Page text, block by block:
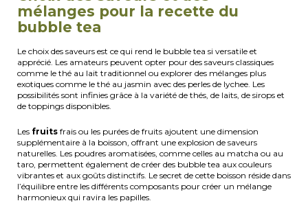
mélanges pour la recette du
bubble tea
Le choix des saveurs est ce qui rend le bubble tea si versatile et
apprécié. Les amateurs peuvent opter pour des saveurs classiques
comme le thé au lait traditionnel ou explorer des mélanges plus
exotiques comme le thé au jasmin avec des perles de lychee. Les
possibilités sont infinies grâce à la variété de thés, de laits, de sirops et
de toppings disponibles.
Les fruits frais ou les purées de fruits ajoutent une dimension
supplémentaire à la boisson, offrant une explosion de saveurs
naturelles. Les poudres aromatisées, comme celles au matcha ou au
taro, permettent également de créer des bubble tea aux couleurs
vibrantes et aux goûts distinctifs. Le secret de cette boisson réside dans
l’équilibre entre les différents composants pour créer un mélange
harmonieux qui ravira les papilles.